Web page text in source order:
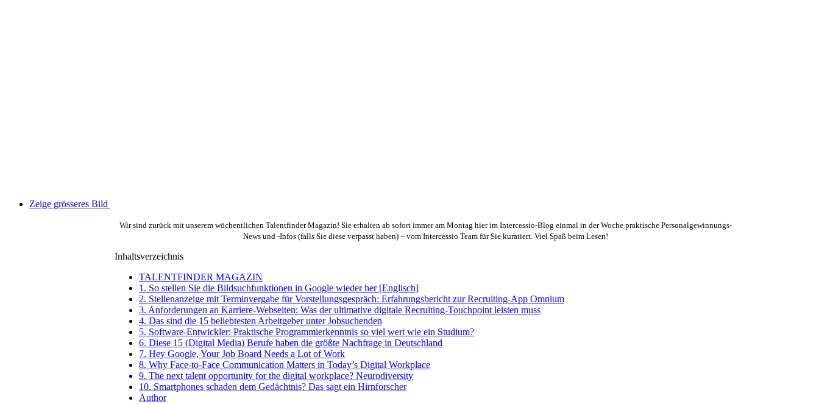
Zeige grösseres Bild
Wir sind zurück mit unserem wöchentlichen Talentfinder Magazin! Sie erhalten ab sofort immer am Montag hier im Intercessio-Blog einmal in der Woche praktische Personalgewinnungs-
News und -Infos (falls Sie diese verpasst haben) – vom Intercessio Team für Sie kuratiert. Viel Spaß beim Lesen!
Inhaltsverzeichnis
TALENTFINDER MAGAZIN
1. So stellen Sie die Bildsuchfunktionen in Google wieder her [Englisch]
2. Stellenanzeige mit Terminvergabe für Vorstellungsgespräch: Erfahrungsbericht zur Recruiting-App Omnium
3. Anforderungen an Karriere-Webseiten: Was der ultimative digitale Recruiting-Touchpoint leisten muss
4. Das sind die 15 beliebtesten Arbeitgeber unter Jobsuchenden
5. Software-Entwickler: Praktische Programmierkenntnis so viel wert wie ein Studium?
6. Diese 15 (Digital Media) Berufe haben die größte Nachfrage in Deutschland
7. Hey Google, Your Job Board Needs a Lot of Work
8. Why Face-to-Face Communication Matters in Today’s Digital Workplace
9. The next talent opportunity for the digital workplace? Neurodiversity
10. Smartphones schaden dem Gedächtnis? Das sagt ein Hirnforscher
Author